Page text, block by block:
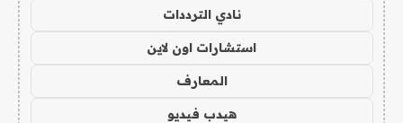
نادي الترددات
استشارات اون لاين
المعارف
هيدب فيديو